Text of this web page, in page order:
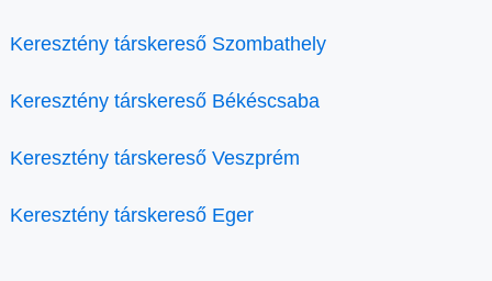
Keresztény társkereső Szombathely
Keresztény társkereső Békéscsaba
Keresztény társkereső Veszprém
Keresztény társkereső Eger